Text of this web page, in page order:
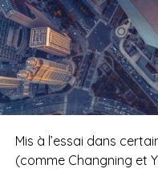
Mis à l’essai dans
(comme Changning et